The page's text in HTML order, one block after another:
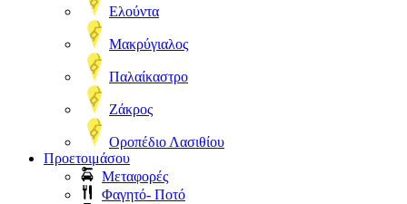
Ελούντα
Μακρύγιαλος
Παλαίκαστρο
Ζάκρος
Οροπέδιο Λασιθίου
Προετοιμάσου
Μεταφορές
Φαγητό- Ποτό